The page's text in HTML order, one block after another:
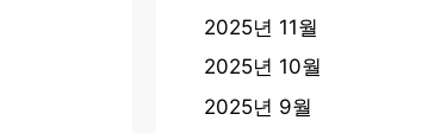
2025년 11월
2025년 10월
2025년 9월